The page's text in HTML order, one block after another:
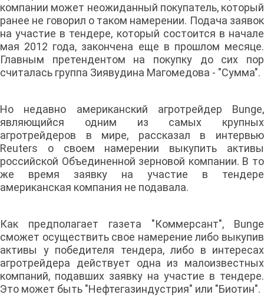
компании может неожиданный покупатель, который
ранее не говорил о таком намерении. Подача заявок
на участие в тендере, который состоится в начале
мая 2012 года, закончена еще в прошлом месяце.
Главным претендентом на покупку до сих пор
считалась группа Зиявудина Магомедова - "Сумма".
Но недавно американский агротрейдер Bunge,
являющийся одним из самых крупных
агротрейдеров в мире, рассказал в интервью
Reuters о своем намерении выкупить активы
российской Объединенной зерновой компании. В то
же время заявку на участие в тендере
американская компания не подавала.
Как предполагает газета "Коммерсант", Bunge
сможет осуществить свое намерение либо выкупив
активы у победителя тендера, либо в интересах
агротрейдера действует одна из малоизвестных
компаний, подавших заявку на участие в тендере.
Это может быть "Нефтегазиндустрия" или "Биотин".